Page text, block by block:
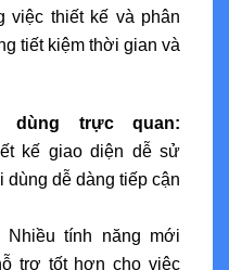
việc thiết kế và phân
tiết kiệm thời gian và
dùng trực quan:
kế giao diện dễ sử
dễ dàng tiếp cận
Nhiều tính năng mới
trợ tốt hơn cho việc